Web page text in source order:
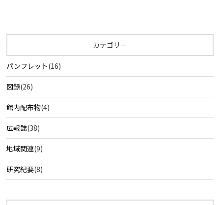
カテゴリー
パンフレット(16)
図録(26)
館内配布物(4)
広報誌(38)
地域関連(9)
研究紀要(8)